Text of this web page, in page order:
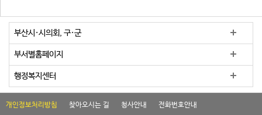
부산시·시의회, 구·군
부서별홈페이지
행정복지센터
개인정보처리방침 찾아오시는 길 청사안내 전화번호안내